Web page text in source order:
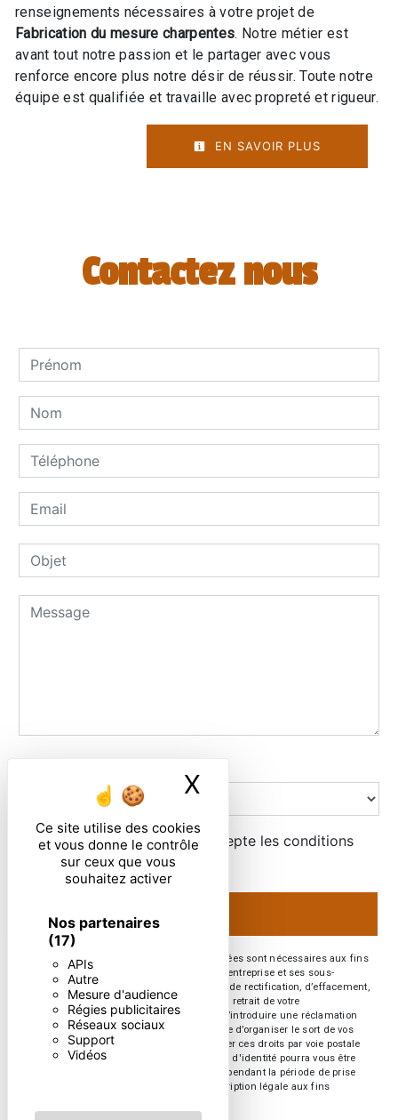
Ce site utilise des cookies
et vous donne le contrôle
sur ceux que vous
souhaitez activer
Nos partenaires
(17)
APIs
Autre
Mesure d'audience
Régies publicitaires
Réseaux sociaux
Support
Vidéos
X Masquer le
renseignements nécessaires à votre projet de
Fabrication du mesure charpentes. Notre métier est
avant tout notre passion et le partager avec vous
renforce encore plus notre désir de réussir. Toute notre
équipe est qualifiée et travaille avec propreté et rigueur.
EN SAVOIR PLUS
Contactez nous
En cochant cette case, j'accepte les conditions
particulières ci-dessous **
** Les données personnelles communiquées sont nécessaires aux fins
de vous contacter. Elles sont destinées à l'entreprise et ses sous-
traitants. Vous disposez de droits d’accès, de rectification, d’effacement,
de portabilité, de limitation, d’opposition, de retrait de votre
consentement à tout moment et du droit d’introduire une réclamation
auprès d’une autorité de contrôle, ainsi que d’organiser le sort de vos
données post-mortem. Vous pouvez exercer ces droits par voie postale
ou par courrier électronique. Un justificatif d'identité pourra vous être
demandé. Nous conservons vos données pendant la période de prise
de contact puis pendant la durée de prescription légale aux fins